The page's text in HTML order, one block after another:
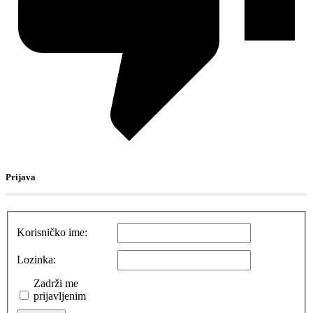
Prijava
Korisničko ime:
Lozinka:
Zadrži me
prijavljenim